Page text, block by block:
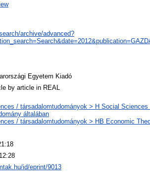
archive/advanced?
Egyetem Kiadó
by article in REAL
/ társadalomtudományok > H Social Sciences
általában
/ társadalomtudományok > HB Economic
id/eprint/9013